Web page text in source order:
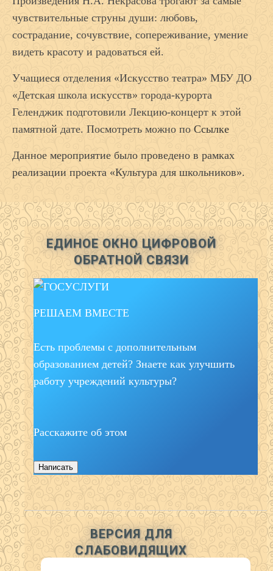
чувствительные струны души: любовь,
сострадание, сочувствие, сопереживание, умение
видеть красоту и радоваться ей.
Учащиеся отделения «Искусство театра» МБУ ДО
«Детская школа искусств» города-курорта
Геленджик подготовили Лекцию-концерт к этой
памятной дате. Посмотреть можно по Ссылке
Данное мероприятие было проведено в рамках
реализации проекта «Культура для школьников».
ЕДИНОЕ ОКНО ЦИФРОВОЙ
ОБРАТНОЙ СВЯЗИ
РЕШАЕМ ВМЕСТЕ
Есть проблемы с дополнительным
образованием детей? Знаете как улучшить
работу учреждений культуры?
Расскажите об этом
Написать
ВЕРСИЯ ДЛЯ
СЛАБОВИДЯЩИХ